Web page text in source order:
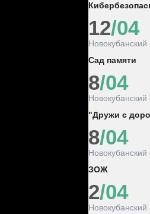
12/04
Сад памяти
8/04
"Дружи с
8/04
ЗОЖ
2/04